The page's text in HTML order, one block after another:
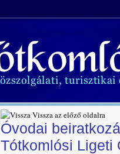
Vissza az előző oldalra
Óvodai
Tótkomlósi Ligeti